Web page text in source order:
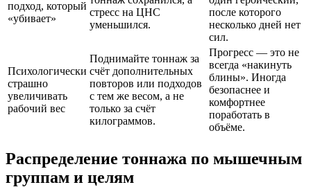
подход, который
«убивает»
стресс на ЦНС
уменьшился.
после которого
несколько дней нет
сил.
Психологически
страшно
увеличивать
рабочий вес
Поднимайте тоннаж за
счёт дополнительных
повторов или подходов
с тем же весом, а не
только за счёт
килограммов.
Прогресс — это не
всегда «накинуть
блины». Иногда
безопаснее и
комфортнее
поработать в
объёме.
Распределение тоннажа по мышечным
группам и целям